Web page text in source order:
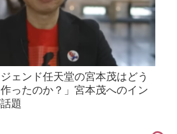
ェンド任天堂の宮本茂はどう
ったのか？」宮本茂へのイン
題